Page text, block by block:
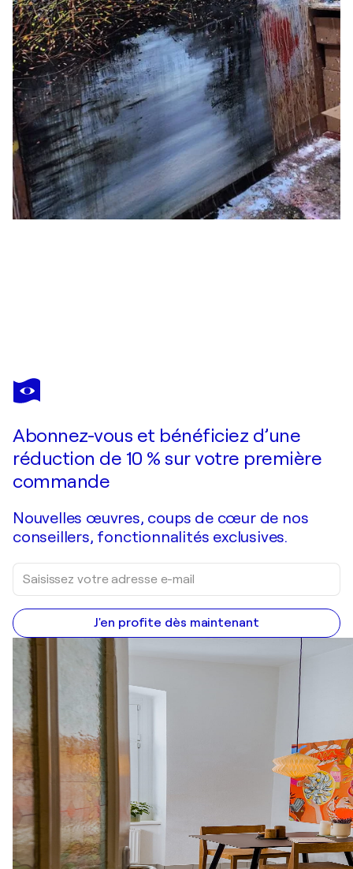
FELIX GÜNTHER
Glimpse into the future
Abonnez-vous et bénéficiez d’une
réduction de 10 % sur votre première
commande
Nouvelles œuvres, coups de cœur de nos
conseillers, fonctionnalités exclusives.
J'en profite dès maintenant